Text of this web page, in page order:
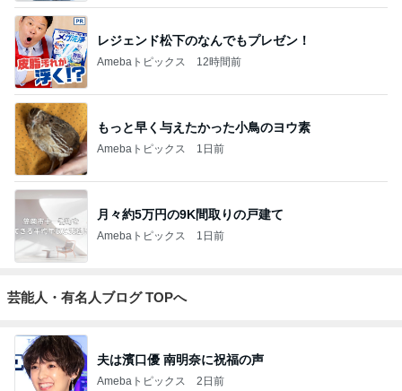
レジェンド松下のなんでもプレゼン！
Amebaトピックス 12時間前
もっと早く与えたかった小鳥のヨウ素
Amebaトピックス 1日前
月々約5万円の9K間取りの戸建て
Amebaトピックス 1日前
芸能人・有名人ブログ TOPへ
夫は濱口優 南明奈に祝福の声
Amebaトピックス 2日前